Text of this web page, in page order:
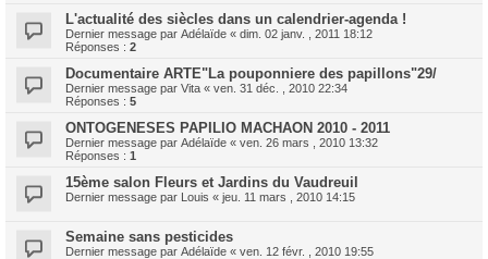
L'actualité des siècles dans un calendrier-agenda !
Dernier message par Adélaïde « dim. 02 janv. , 2011 18:12
Réponses : 2
Documentaire ARTE"La pouponniere des papillons"29/
Dernier message par Vita « ven. 31 déc. , 2010 22:34
Réponses : 5
ONTOGENESES PAPILIO MACHAON 2010 - 2011
Dernier message par Adélaïde « ven. 26 mars , 2010 13:32
Réponses : 1
15ème salon Fleurs et Jardins du Vaudreuil
Dernier message par Louis « jeu. 11 mars , 2010 14:15
Semaine sans pesticides
Dernier message par Adélaïde « ven. 12 févr. , 2010 19:55